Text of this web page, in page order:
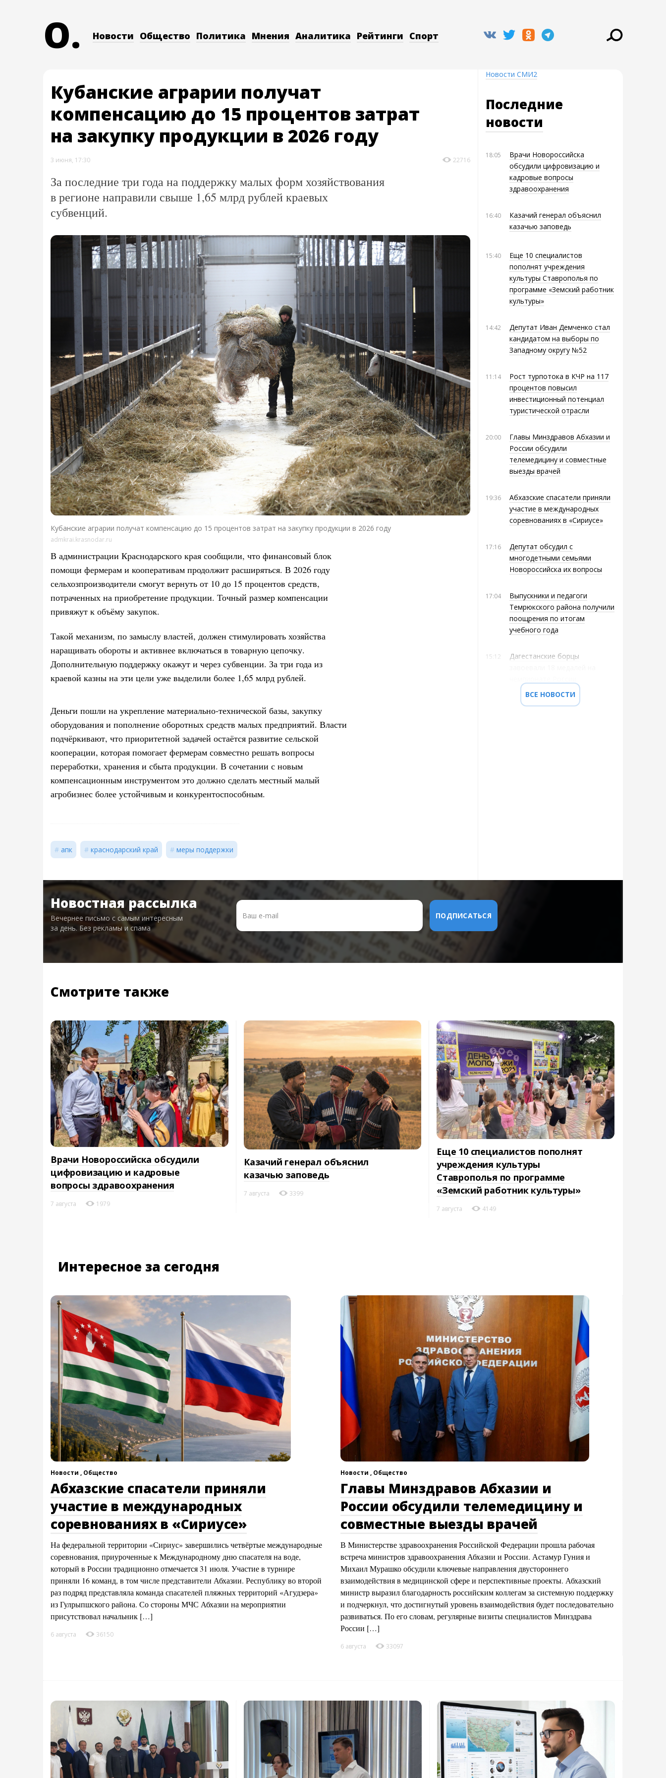
O. Новости Общество Политика Мнения Аналитика Рейтинги Спорт
Кубанские аграрии получат
компенсацию до 15 процентов затрат
на закупку продукции в 2026 году
3 июня, 17:30 22716
За последние три года на поддержку малых форм хозяйствования
в регионе направили свыше 1,65 млрд рублей краевых
субвенций.
Кубанские аграрии получат компенсацию до 15 процентов затрат на закупку продукции в 2026 году
admkrai.krasnodar.ru
В администрации Краснодарского края сообщили, что финансовый блок
помощи фермерам и кооперативам продолжит расширяться. В 2026 году
сельхозпроизводители смогут вернуть от 10 до 15 процентов средств,
потраченных на приобретение продукции. Точный размер компенсации
привяжут к объёму закупок.
Такой механизм, по замыслу властей, должен стимулировать хозяйства
наращивать обороты и активнее включаться в товарную цепочку.
Дополнительную поддержку окажут и через субвенции. За три года из
краевой казны на эти цели уже выделили более 1,65 млрд рублей.
Деньги пошли на укрепление материально-технической базы, закупку
оборудования и пополнение оборотных средств малых предприятий. Власти
подчёркивают, что приоритетной задачей остаётся развитие сельской
кооперации, которая помогает фермерам совместно решать вопросы
переработки, хранения и сбыта продукции. В сочетании с новым
компенсационным инструментом это должно сделать местный малый
агробизнес более устойчивым и конкурентоспособным.
апк краснодарский край меры поддержки
Новости СМИ2
Последние
новости
18:05
Врачи Новороссийска
обсудили цифровизацию и
кадровые вопросы
здравоохранения
16:40
Казачий генерал объяснил
казачью заповедь
15:40
Еще 10 специалистов
пополнят учреждения
культуры Ставрополья по
программе «Земский работник
культуры»
14:42
Депутат Иван Демченко стал
кандидатом на выборы по
Западному округу №52
11:14
Рост турпотока в КЧР на 117
процентов повысил
инвестиционный потенциал
туристической отрасли
20:00
Главы Минздравов Абхазии и
России обсудили
телемедицину и совместные
выезды врачей
19:36
Абхазские спасатели приняли
участие в международных
соревнованиях в «Сириусе»
17:16
Депутат обсудил с
многодетными семьями
Новороссийска их вопросы
17:04
Выпускники и педагоги
Темрюкского района получили
поощрения по итогам
учебного года
15:12
Дагестанские борцы
ВСЕ НОВОСТИ
Новостная рассылка
Вечернее письмо с самым интересным
за день. Без рекламы и спама
Смотрите также
Врачи Новороссийска обсудили
цифровизацию и кадровые
вопросы здравоохранения
7 августа 1979
Казачий генерал объяснил
казачью заповедь
7 августа 3399
Еще 10 специалистов пополнят
учреждения культуры
Ставрополья по программе
«Земский работник культуры»
7 августа 4149
Интересное за сегодня
Новости , Общество
Абхазские спасатели приняли
участие в международных
соревнованиях в «Сириусе»
На федеральной территории «Сириус» завершились четвёртые международные
соревнования, приуроченные к Международному дню спасателя на воде,
который в России традиционно отмечается 31 июля. Участие в турнире
приняли 16 команд, в том числе представители Абхазии. Республику во второй
раз подряд представляла команда спасателей пляжных территорий «Агудзера»
из Гулрыпшского района. Со стороны МЧС Абхазии на мероприятии
присутствовал начальник […]
6 августа 36150
Новости , Общество
Главы Минздравов Абхазии и
России обсудили телемедицину и
совместные выезды врачей
В Министерстве здравоохранения Российской Федерации прошла рабочая
встреча министров здравоохранения Абхазии и России. Астамур Гуния и
Михаил Мурашко обсудили ключевые направления двустороннего
взаимодействия в медицинской сфере и перспективные проекты. Абхазский
министр выразил благодарность российским коллегам за системную поддержку
и подчеркнул, что достигнутый уровень взаимодействия будет последовательно
развиваться. По его словам, регулярные визиты специалистов Минздрава
России […]
6 августа 33097